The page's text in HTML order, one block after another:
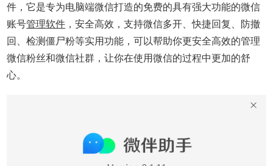
件，它是专为电脑端微信打造的免费的具有强大功能的微信
账号管理软件 ，安全高效，支持微信多开、快捷回复、防撤
回、检测僵尸粉等实用功能，可以帮助你更安全高效的管理
微信粉丝和微信社群，让你在使用微信的过程中更加的舒
心。